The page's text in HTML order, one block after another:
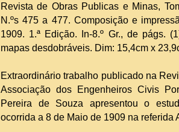
Revista de Obras Publicas e Minas,
N.ºs 475 a 477. Composição e
1909. 1.ª Edição. In-8.º Gr., de págs.
mapas desdobráveis. Dim: 15,4cm x
Extraordinário trabalho publicado na
Associação dos Engenheiros Civis
Pereira de Souza apresentou o
ocorrida a 8 de Maio de 1909 na referida